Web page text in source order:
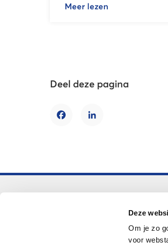
Deze
Om je zo
voor
Meer lezen
Deel deze pagina
FacebookLinkedIn